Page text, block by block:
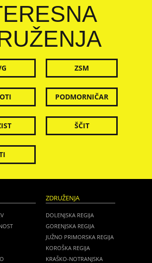
ZSM
PODMORNIČAR
ŠČIT
ZDRUŽENJA
DOLENJSKA REGIJA
GORENJSKA REGIJA
JUŽNO PRIMORSKA REGIJA
KOROŠKA REGIJA
KRAŠKO-NOTRANJSKA